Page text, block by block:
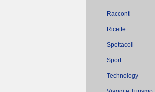
Racconti
Ricette
Spettacoli
Sport
Technology